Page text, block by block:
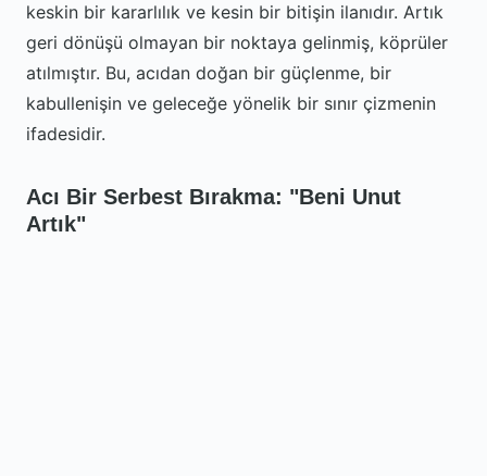
keskin bir kararlılık ve kesin bir bitişin ilanıdır. Artık
geri dönüşü olmayan bir noktaya gelinmiş, köprüler
atılmıştır. Bu, acıdan doğan bir güçlenme, bir
kabullenişin ve geleceğe yönelik bir sınır çizmenin
ifadesidir.
Acı Bir Serbest Bırakma: "Beni Unut
Artık"